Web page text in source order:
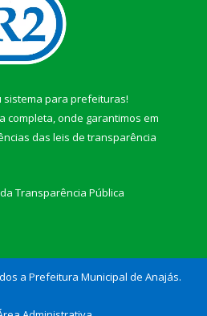
sistema para prefeituras!
completa, onde garantimos em
das leis de transparência
Transparência Pública
a Prefeitura Municipal de Anajás.